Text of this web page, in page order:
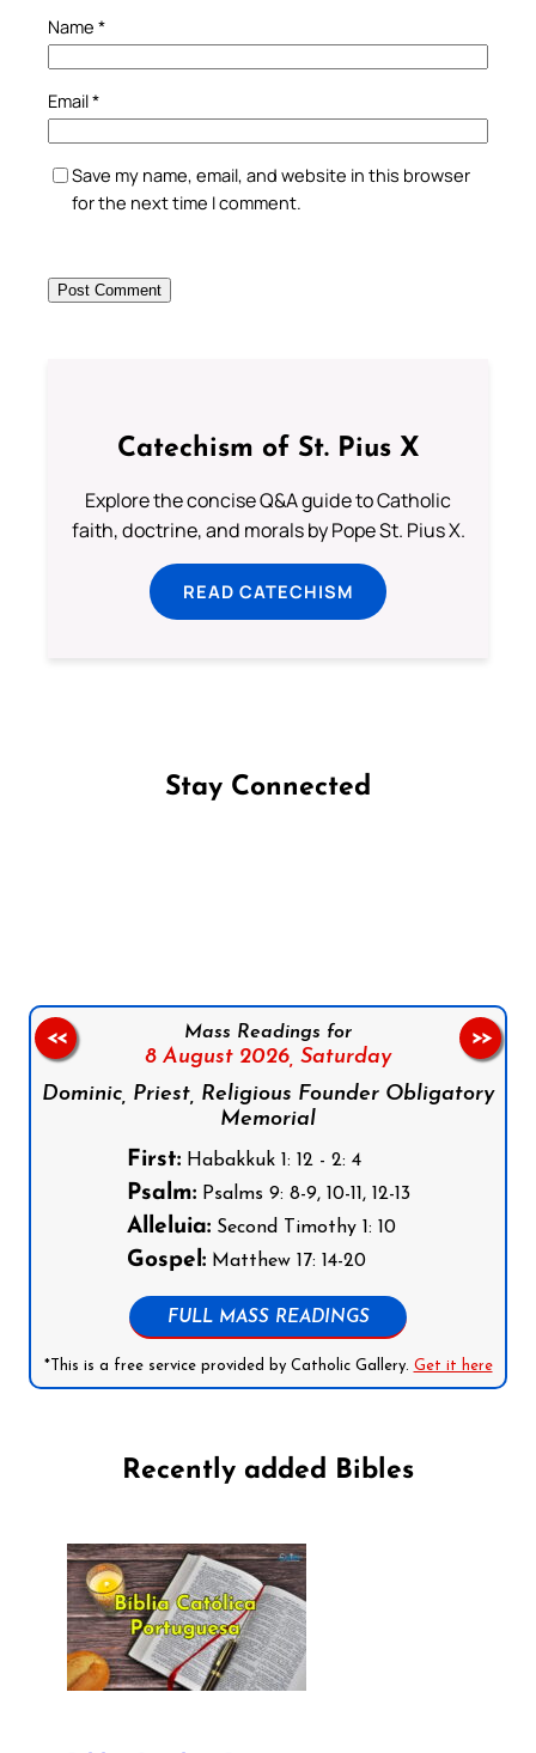
Name *
Email*
Save my name, email, and website in this browser
for the next time I comment.
Catechism of St. Pius X
Explore the concise Q&A guide to Catholic
faith, doctrine, and morals by Pope St. Pius X.
READ CATECHISM
Stay Connected
Mass Readings for
8 August 2026, Saturday
Dominic, Priest, Religious Founder Obligatory
Memorial
First:Habakkuk 1: 12 - 2: 4
Psalm:Psalms 9: 8-9, 10-11, 12-13
Alleluia:Second Timothy 1: 10
Gospel:Matthew 17: 14-20
FULL MASS READINGS
*This is a free service provided by Catholic Gallery. Get it here
<< >>
Recently added Bibles